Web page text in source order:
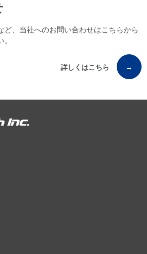
ど、当社へのお問い合わせはこちらから
詳しくはこちら →